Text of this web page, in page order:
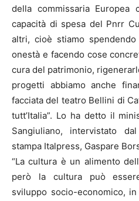
della commissaria Europea
capacità di spesa del Pnrr
altri, cioè stiamo
onestà e facendo cose
cura del patrimonio,
progetti abbiamo anche
facciata del teatro Bellini di
tutt’Italia”. Lo ha detto il
Sangiuliano, intervistato
stampa Italpress, Gaspare
“La cultura è un alimento
però la cultura può
sviluppo socio-economico,